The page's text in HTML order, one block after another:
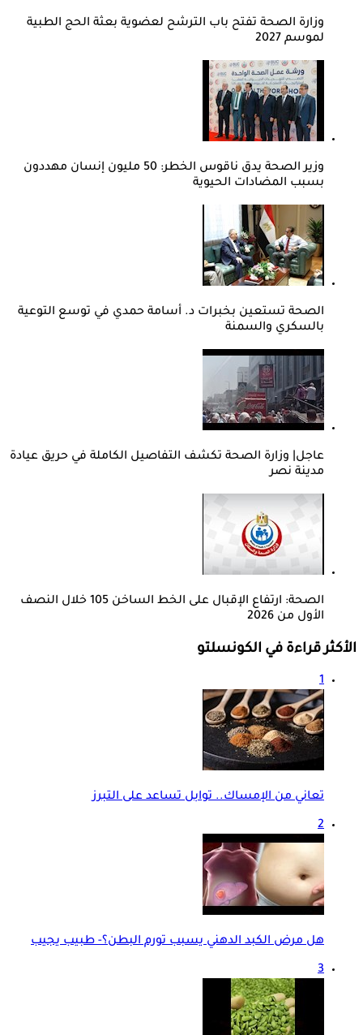
وزارة الصحة تفتح باب الترشح لعضوية بعثة الحج الطبية
لموسم 2027
وزير الصحة يدق ناقوس الخطر: 50 مليون إنسان مهددون
بسبب المضادات الحيوية
الصحة تستعين بخبرات د. أسامة حمدي في توسع التوعية
بالسكري والسمنة
عاجل| وزارة الصحة تكشف التفاصيل الكاملة في حريق عيادة
مدينة نصر
الصحة: ارتفاع الإقبال على الخط الساخن 105 خلال النصف
الأول من 2026
الأكثر قراءة في الكونسلتو
1
تعاني من الإمساك.. توابل تساعد على التبرز
2
هل مرض الكبد الدهني يسبب تورم البطن؟- طبيب يجيب
3